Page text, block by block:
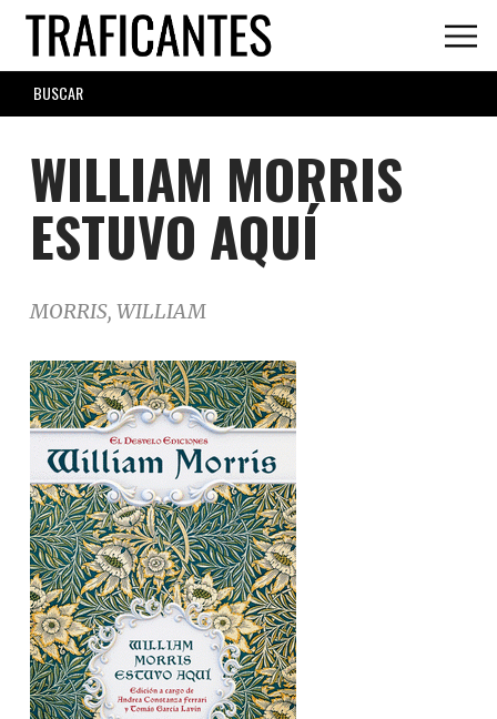
Skip
main
content
SEARCH
FORM
WILLIAM MORRIS
ESTUVO AQUÍ
MORRIS, WILLIAM